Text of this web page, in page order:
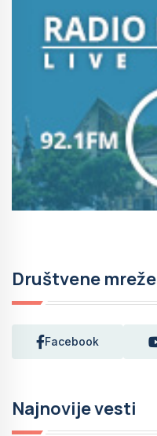
Društvene mreže
Facebook
Najnovije vesti